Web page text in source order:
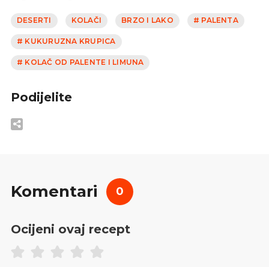
DESERTI KOLAČI BRZO I LAKO # PALENTA
# KUKURUZNA KRUPICA
# KOLAČ OD PALENTE I LIMUNA
Podijelite
Komentari 0
Ocijeni ovaj recept